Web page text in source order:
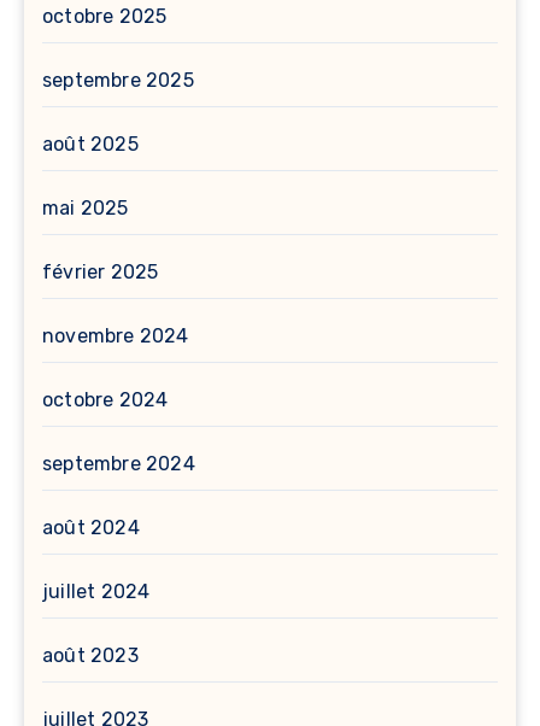
octobre 2025
septembre 2025
août 2025
mai 2025
février 2025
novembre 2024
octobre 2024
septembre 2024
août 2024
juillet 2024
août 2023
juillet 2023